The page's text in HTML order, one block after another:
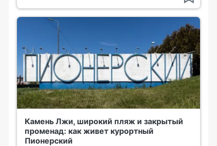
Камень Лжи, широкий пляж и закрытый
променад: как живет курортный
Пионерский